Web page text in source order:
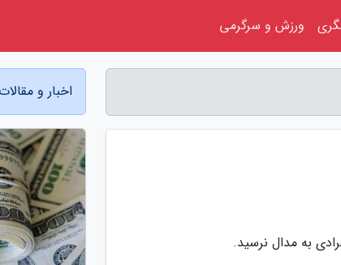
اخبار و
ورزش و سرگرمی